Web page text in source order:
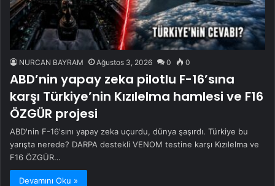
NURCAN BAYRAM Ağustos 3, 2026 0 0
ABD’nin yapay zeka pilotlu F-16’sına
karşı Türkiye’nin Kızılelma hamlesi ve F16
ÖZGÜR projesi
ABD'nin F-16'sını yapay zeka uçurdu, dünya şaşırdı. Türkiye bu
yarışta nerede? DARPA destekli VENOM testine karşı Kızılelma ve
F16 ÖZGÜR…
Devamını Oku »